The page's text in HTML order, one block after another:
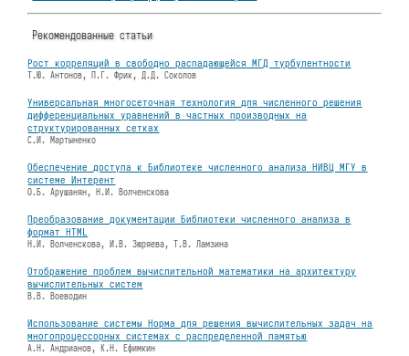
Рекомендованные статьи
Рост корреляций в свободно распадающейся МГД турбулентности
Т.Ю. Антонов, П.Г. Фрик, Д.Д. Соколов
Универсальная многосеточная технология для численного решения
дифференциальных уравнений в частных производных на
структурированных сетках
С.И. Мартыненко
Обеспечение доступа к Библиотеке численного анализа НИВЦ МГУ в
системе Интерент
О.Б. Арушанян, Н.И. Волченскова
Преобразование документации Библиотеки численного анализа в
формат HTML
Н.И. Волченскова, И.В. Зюряева, Т.В. Ламзина
Отображение проблем вычислительной математики на архитектуру
вычислительных систем
В.В. Воеводин
Использование системы Норма для решения вычислительных задач на
многопроцессорных системах с распределенной памятью
А.Н. Андрианов, К.Н. Ефимкин